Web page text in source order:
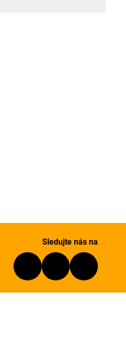
Sledujte nás na